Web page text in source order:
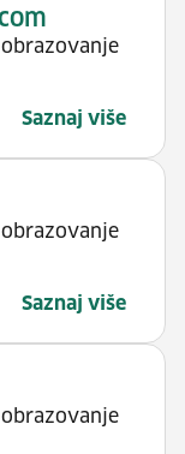
Saznaj više
Saznaj više